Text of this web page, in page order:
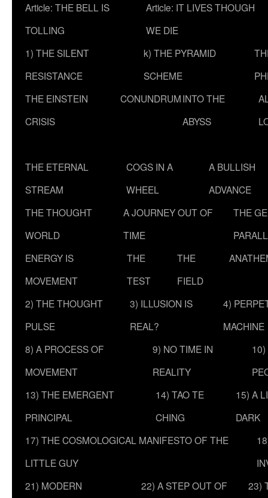
Article: THE BELL IS
TOLLING
Article: IT LIVES THOUGH
WE DIE
1) THE SILENT
RESISTANCE
k) THE PYRAMID
SCHEME
THE EINSTEIN
CRISIS
CONUNDRUMINTO THE
ABYSS
THE ETERNAL
STREAM
COGS IN A
WHEEL
A BULLISH
ADVANCE
THE THOUGHT
WORLD
A JOURNEY OUT OF
TIME
THE
ENERGY IS
MOVEMENT
THE
TEST
THE
FIELD
2) THE THOUGHT
PULSE
3) ILLUSION IS
REAL?
4)
MACHINE
8) A PROCESS OF
MOVEMENT
9) NO TIME IN
REALITY
13) THE EMERGENT
PRINCIPAL
14) TAO TE
CHING
15) A
DARK
17) THE COSMOLOGICAL MANIFESTO OF THE
LITTLE GUY
21) MODERN
22) A STEP OUT OF
23)